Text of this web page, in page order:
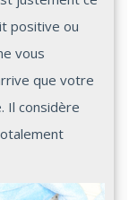
positive ou
vous
que votre
Il considère